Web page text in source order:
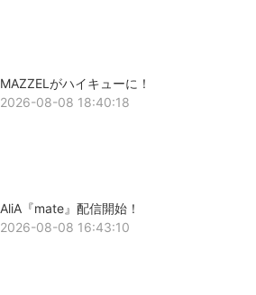
MAZZELがハイキューに！
2026-08-08 18:40:18
AliA『mate』配信開始！
2026-08-08 16:43:10